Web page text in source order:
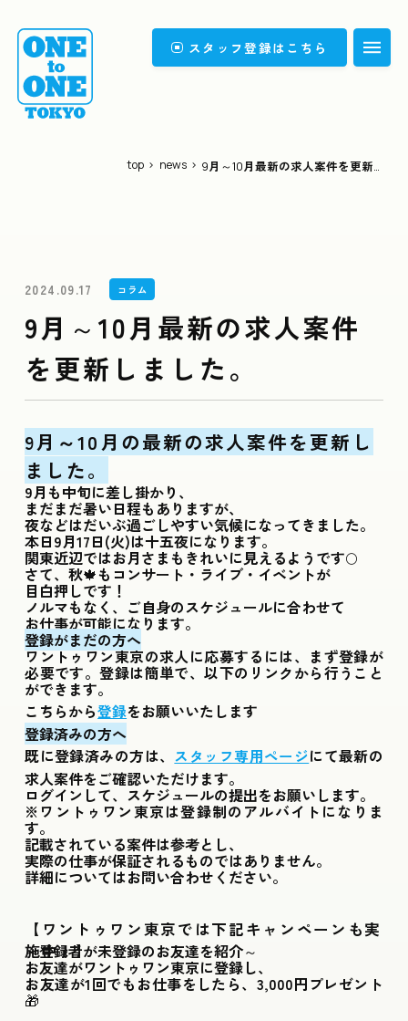
スタッフ登録はこちら
Top
What's the work? どんなお仕事？
Group Overview
FAQ
News ニュース
Gallery ギャラリー
Contact お仕事ご依頼フォーム
top > news > 9月～10月最新の求人案件を更新しました。
2024.09.17 コラム
9月～10月最新の求人案件
を更新しました。
9月～10月の最新の求人案件を更新し
ました。
9月も中旬に差し掛かり、
まだまだ暑い日程もありますが、
夜などはだいぶ過ごしやすい気候になってきました。
本日9月17日(火)は十五夜になります。
関東近辺ではお月さまもきれいに見えるようです🌕
さて、秋🍁もコンサート・ライブ・イベントが
目白押しです！
ノルマもなく、ご自身のスケジュールに合わせて
お仕事が可能になります。
登録がまだの方へ
ワントゥワン東京の求人に応募するには、まず登録が
必要です。登録は簡単で、以下のリンクから行うこと
ができます。
こちらから登録をお願いいたします
登録済みの方へ
既に登録済みの方は、 スタッフ専用ページにて最新の
求人案件をご確認いただけます。
ログインして、スケジュールの提出をお願いします。
※ワントゥワン東京は登録制のアルバイトになりま
す。
記載されている案件は参考とし、
実際の仕事が保証されるものではありません。
詳細についてはお問い合わせください。
【ワントゥワン東京では下記キャンペーンも実
施中！】
～登録者が未登録のお友達を紹介～
お友達がワントゥワン東京に登録し、
お友達が1回でもお仕事をしたら、3,000円プレゼント
🎁